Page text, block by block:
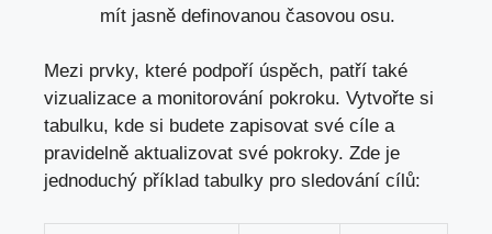
mít‌ jasně definovanou časovou osu.
Mezi prvky, které podpoří⁤ úspěch, patří také
vizualizace a monitorování pokroku. Vytvořte si
tabulku, kde si budete zapisovat své cíle a
pravidelně aktualizovat své pokroky. Zde je
jednoduchý příklad tabulky pro sledování cílů: